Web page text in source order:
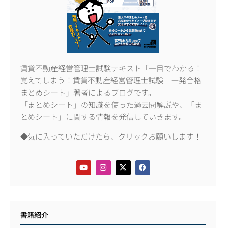
賃貸不動産経営管理士試験テキスト「一目でわかる！
覚えてしまう！賃貸不動産経営管理士試験 一発合格
まとめシート」著者によるブログです。
「まとめシート」の知識を使った過去問解説や、「ま
とめシート」に関する情報を発信していきます。
◆気に入っていただけたら、クリックお願いします！
書籍紹介